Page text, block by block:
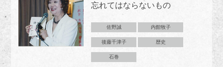
忘れてはならないもの
佐野誠 内館牧子
後藤千津子 歴史
石巻